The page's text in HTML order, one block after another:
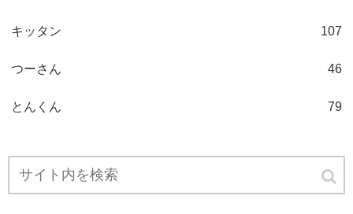
キッタン 107
つーさん 46
とんくん 79